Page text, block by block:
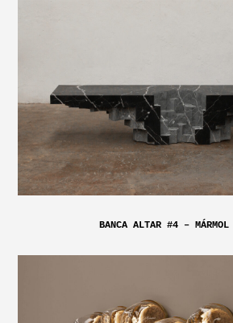
BANCA ALTAR #4 – MÁRMOL